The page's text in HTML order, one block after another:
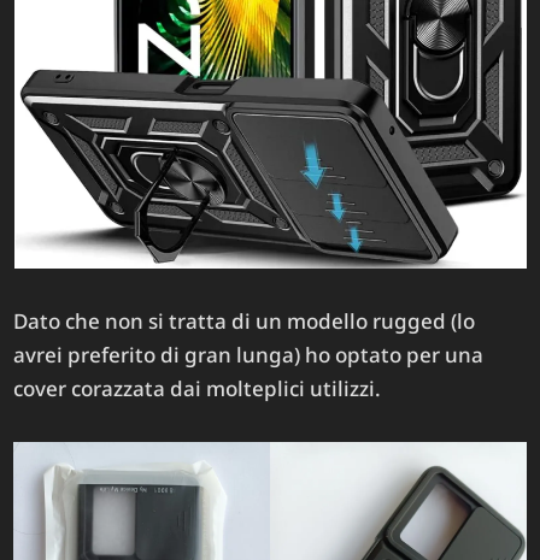
Dato che non si tratta di un modello rugged (lo
avrei preferito di gran lunga) ho optato per una
cover corazzata dai molteplici utilizzi.